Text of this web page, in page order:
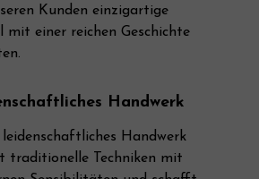
leidenschaftliches Handwerk
traditionelle Techniken mit
Handwerk
Kunden einzigartige
mit einer reichen Geschichte